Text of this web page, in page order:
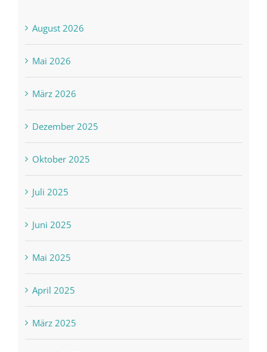
August 2026
Mai 2026
März 2026
Dezember 2025
Oktober 2025
Juli 2025
Juni 2025
Mai 2025
April 2025
März 2025